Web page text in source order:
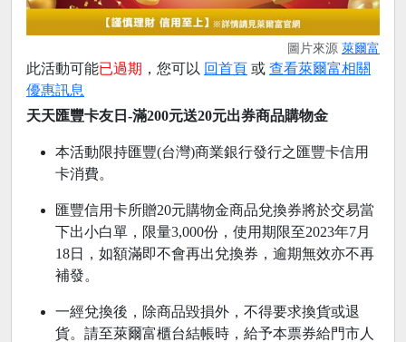
圖片來源 萊爾富
此活動可能已過期 ，您可以 回首頁 或 查看萊爾富相關
優惠訊息
天天匯豐卡友日-滿200元送20元出券商品購物金
本活動限持匯豐(台灣)商業銀行發行之匯豐卡信用
卡消費。
匯豐信用卡所贈20元購物金商品兌換券將於交易當
下出小白單，限量3,000份，使用期限至2023年7月
18日，如額滿即不會再出兌換券，逾期無效亦不再
補發。
一經兌換後，除商品毀損外，不得要求換貨或退
貨。請至萊爾富櫃台結帳時，給予本票券給門市人